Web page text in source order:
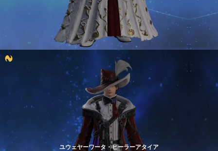
ユウェヤーワータ・ヒーラーアタイア